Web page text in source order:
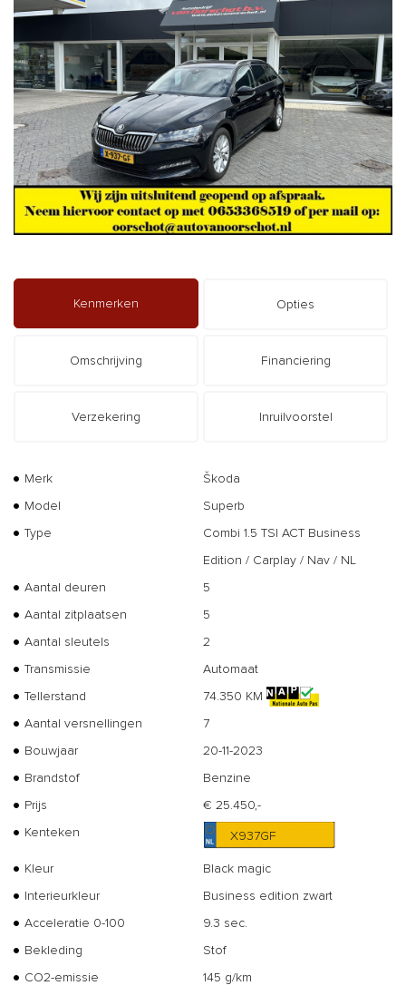
Kenmerken Opties
Omschrijving Financiering
Verzekering Inruilvoorstel
Merk
Škoda
Model
Superb
Type
Combi 1.5 TSI ACT Business
Edition / Carplay / Nav / NL
Aantal deuren
5
Aantal zitplaatsen
5
Aantal sleutels
2
Transmissie
Automaat
Tellerstand
74.350 KM
Aantal versnellingen
7
Bouwjaar
20-11-2023
Brandstof
Benzine
Prijs
€ 25.450,-
Kenteken
X937GF
Kleur
Black magic
Interieurkleur
Business edition zwart
Acceleratie 0-100
9.3 sec.
Bekleding
Stof
CO2-emissie
145 g/km